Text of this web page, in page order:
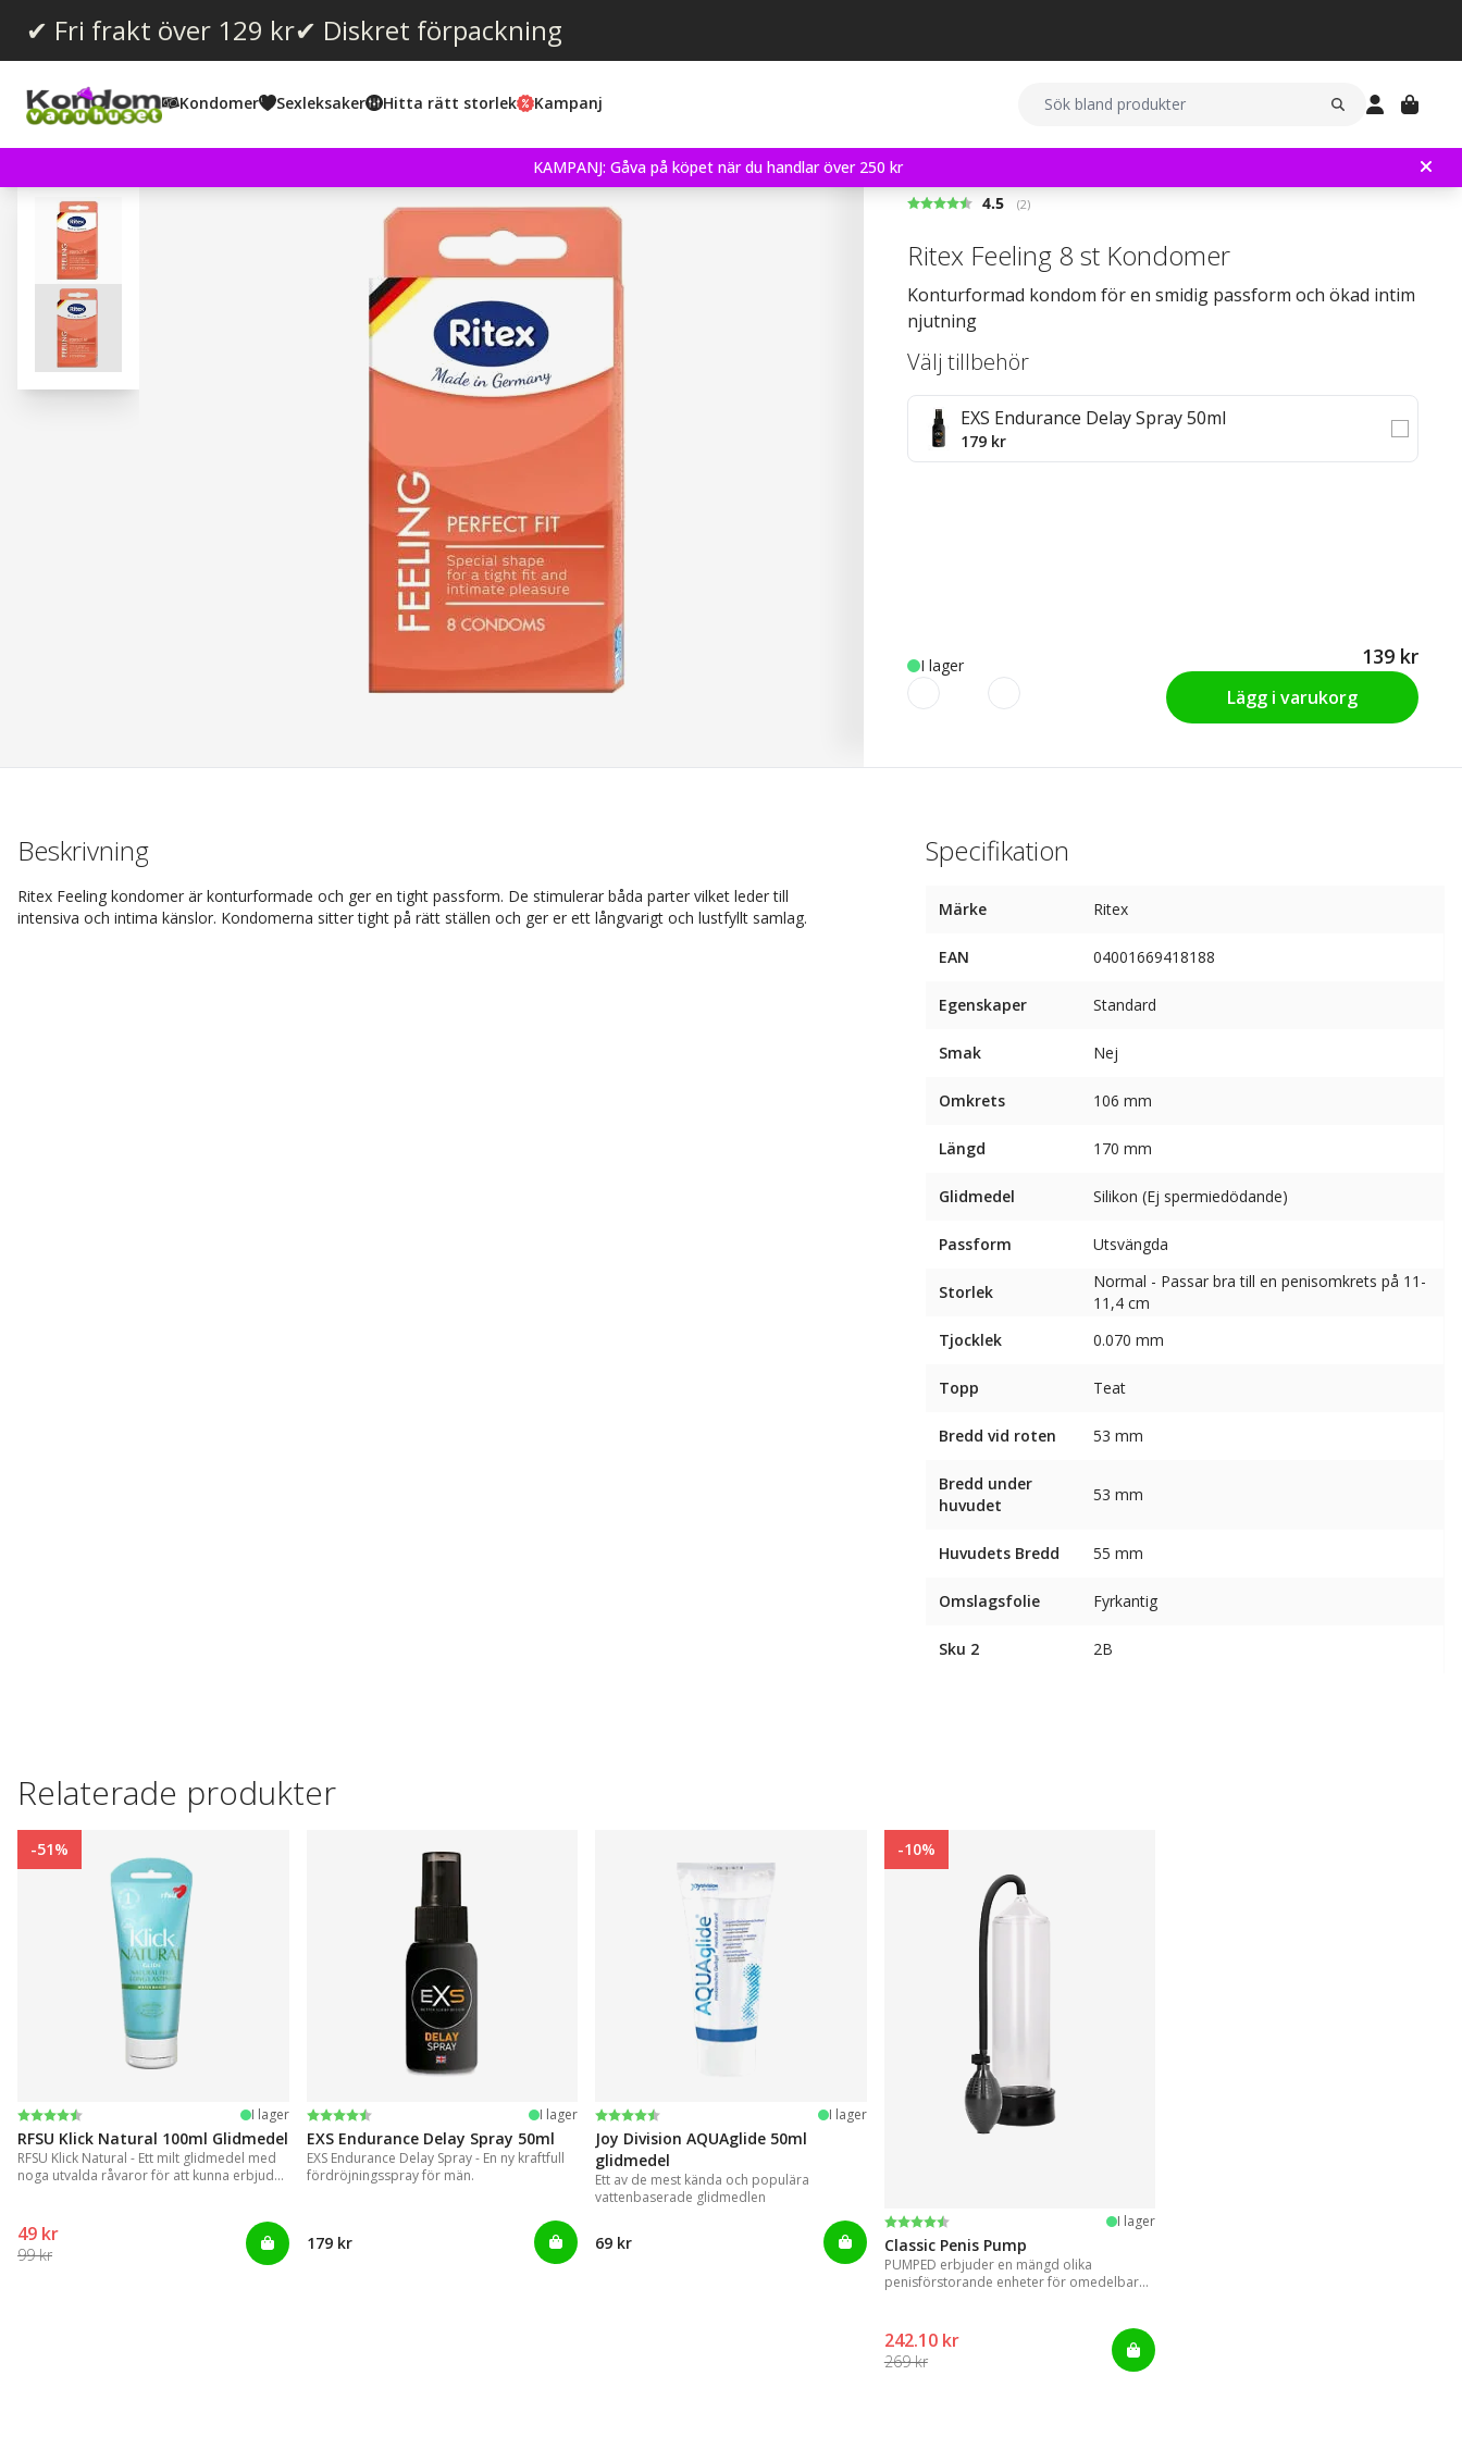
✔ Fri frakt över 129 kr✔ Diskret förpackning
Kondomer Sexleksaker Hitta rätt storlek Kampanj
KAMPANJ: Gåva på köpet när du handlar över 250 kr
Snittbetyg:
4.5 (röster:
2)
Ritex Feeling 8 st Kondomer
Konturformad kondom för en smidig passform och ökad intim
njutning
Välj tillbehör
EXS Endurance Delay Spray 50ml
179 kr
I lager 139 kr
Lägg i varukorg
Beskrivning
Ritex Feeling kondomer är konturformade och ger en tight passform. De stimulerar båda parter vilket leder till
intensiva och intima känslor. Kondomerna sitter tight på rätt ställen och ger er ett långvarigt och lustfyllt samlag.
Specifikation
Märke Ritex
EAN 04001669418188
Egenskaper Standard
Smak Nej
Omkrets 106 mm
Längd 170 mm
Glidmedel Silikon (Ej spermiedödande)
Passform Utsvängda
Storlek
Normal - Passar bra till en penisomkrets på 11-
11,4 cm
Tjocklek
0.070 mm
Topp Teat
Bredd vid roten 53 mm
Bredd under
huvudet
53 mm
Huvudets Bredd 55 mm
Omslagsfolie Fyrkantig
Sku 2 2B
Relaterade produkter
-51%
Betyg:
4.4 utav 5 stjärnor I lager
RFSU Klick Natural 100ml Glidmedel
RFSU Klick Natural - Ett milt glidmedel med
noga utvalda råvaror för att kunna erbjuda
49 kr
99 kr
Betyg:
4.2 utav 5 stjärnor I lager
EXS Endurance Delay Spray 50ml
EXS Endurance Delay Spray - En ny kraftfull
fördröjningsspray för män.
179 kr
Betyg:
4.2 utav 5 stjärnor I lager
Joy Division AQUAglide 50ml
glidmedel
Ett av de mest kända och populära
vattenbaserade glidmedlen
69 kr
-10%
Betyg:
4.3 utav 5 stjärnor I lager
Classic Penis Pump
PUMPED erbjuder en mängd olika
penisförstorande enheter för omedelbara
242.10 kr
269 kr